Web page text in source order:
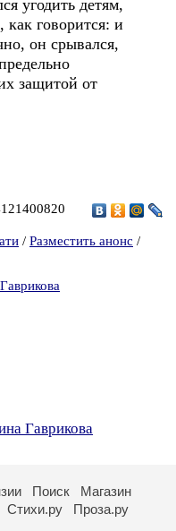
угодить детям,
как говорится: и
он срывался,
защитой от
/ Разместить анонс /
Гаврикова
Поиск
Магазин
Стихи.ру Проза.ру